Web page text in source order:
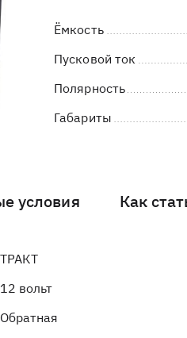
Ёмкость
Пусковой ток
Полярность
Габариты
условия Как
ТРАКТ
12 вольт
Обратная